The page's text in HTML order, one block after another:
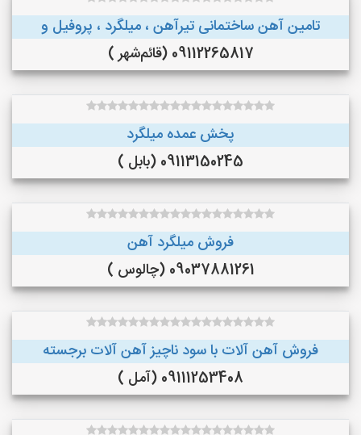
تامین آهن ساختمانی تیرآهن ، میلگرد ، پروفیل و
09112265817 (قائم‌شهر )
پخش عمده میلگرد
09113150245 (بابل )
فروش میلگرد آهن
09037881261 (چالوس )
فروش آهن آلات با سود ناچیز آهن آلات برجسته
09111253408 (آمل )